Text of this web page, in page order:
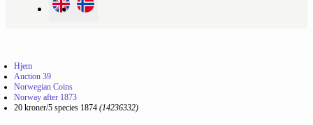
Hjem
Auction 39
Norwegian Coins
Norway after 1873
20 kroner/5 species 1874 (14236332)